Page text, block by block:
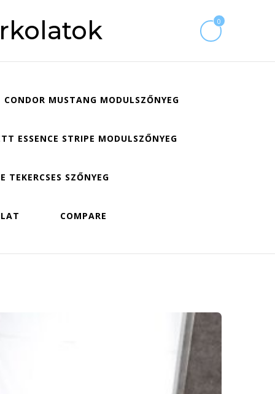
0
CONDOR MUSTANG MODULSZŐNYEG
ESSENCE STRIPE MODULSZŐNYEG
TEKERCSES SZŐNYEG
COMPARE